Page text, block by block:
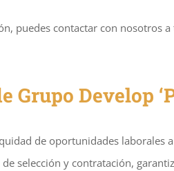
puedes contactar con nosotros a
Grupo Develop
de oportunidades laborales
selección y contratación,